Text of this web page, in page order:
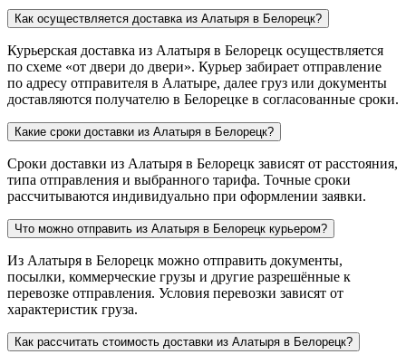
Как осуществляется доставка из Алатыря в Белорецк?
Курьерская доставка из Алатыря в Белорецк осуществляется
по схеме «от двери до двери». Курьер забирает отправление
по адресу отправителя в Алатыре, далее груз или документы
доставляются получателю в Белорецке в согласованные сроки.
Какие сроки доставки из Алатыря в Белорецк?
Сроки доставки из Алатыря в Белорецк зависят от расстояния,
типа отправления и выбранного тарифа. Точные сроки
рассчитываются индивидуально при оформлении заявки.
Что можно отправить из Алатыря в Белорецк курьером?
Из Алатыря в Белорецк можно отправить документы,
посылки, коммерческие грузы и другие разрешённые к
перевозке отправления. Условия перевозки зависят от
характеристик груза.
Как рассчитать стоимость доставки из Алатыря в Белорецк?